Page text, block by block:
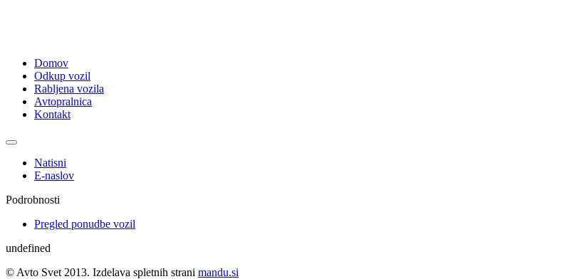
Domov
Odkup vozil
Rabljena vozila
Avtopralnica
Kontakt
Natisni
E-naslov
Podrobnosti
Pregled ponudbe vozil
undefined
© Avto Svet 2013. Izdelava spletnih strani mandu.si